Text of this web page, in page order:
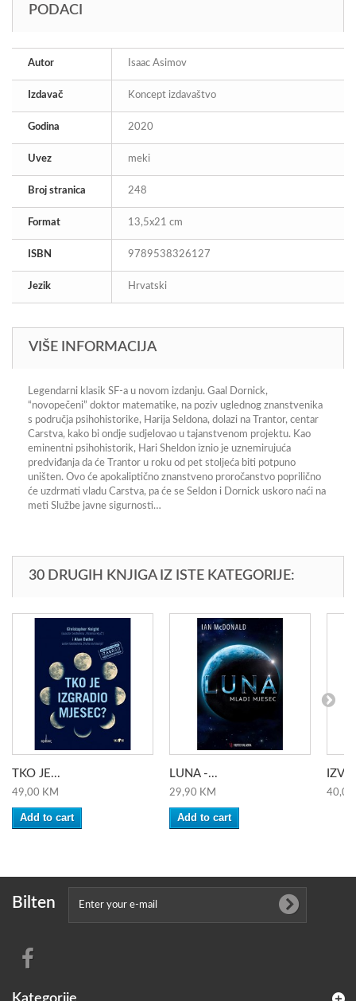
PODACI
Autor Isaac Asimov
Izdavač Koncept izdavaštvo
Godina 2020
Uvez meki
Broj stranica 248
Format 13,5x21 cm
ISBN 9789538326127
Jezik Hrvatski
VIŠE INFORMACIJA
Legendarni klasik SF-a u novom izdanju. Gaal Dornick,
“novopečeni” doktor matematike, na poziv uglednog znanstvenika
s područja psihohistorike, Harija Seldona, dolazi na Trantor, centar
Carstva, kako bi ondje sudjelovao u tajanstvenom projektu. Kao
eminentni psihohistorik, Hari Sheldon iznio je uznemirujuća
predviđanja da će Trantor u roku od pet stoljeća biti potpuno
uništen. Ovo će apokaliptično znanstveno proročanstvo poprilično
će uzdrmati vladu Carstva, pa će se Seldon i Dornick uskoro naći na
meti Službe javne sigurnosti…
30 DRUGIH KNJIGA IZ ISTE KATEGORIJE:
TKO JE...
49,00 KM
Add to cart
LUNA -...
29,90 KM
Add to cart
40,00
Bilten